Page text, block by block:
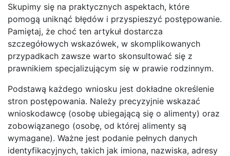
Skupimy się na praktycznych aspektach, które
pomogą uniknąć błędów i przyspieszyć postępowanie.
Pamiętaj, że choć ten artykuł dostarcza
szczegółowych wskazówek, w skomplikowanych
przypadkach zawsze warto skonsultować się z
prawnikiem specjalizującym się w prawie rodzinnym.
Podstawą każdego wniosku jest dokładne określenie
stron postępowania. Należy precyzyjnie wskazać
wnioskodawcę (osobę ubiegającą się o alimenty) oraz
zobowiązanego (osobę, od której alimenty są
wymagane). Ważne jest podanie pełnych danych
identyfikacyjnych, takich jak imiona, nazwiska, adresy